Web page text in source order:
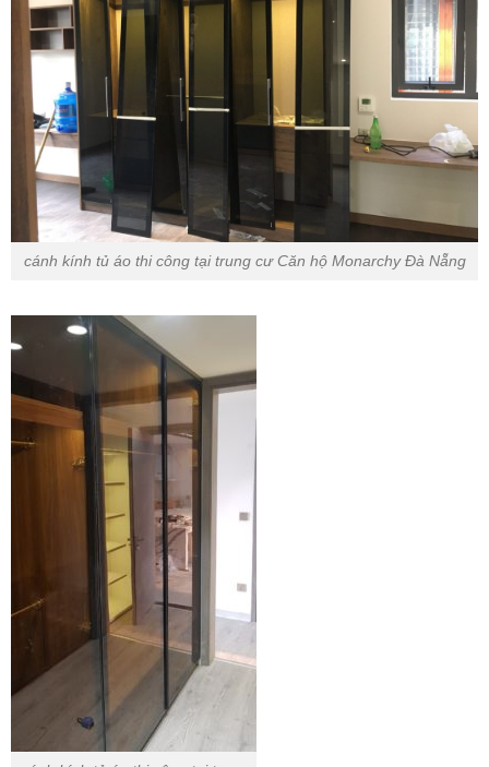
cánh kính tủ áo thi công tại trung cư Căn hộ Monarchy Đà Nẵng